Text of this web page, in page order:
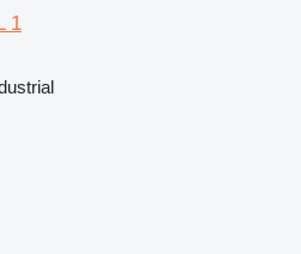
1